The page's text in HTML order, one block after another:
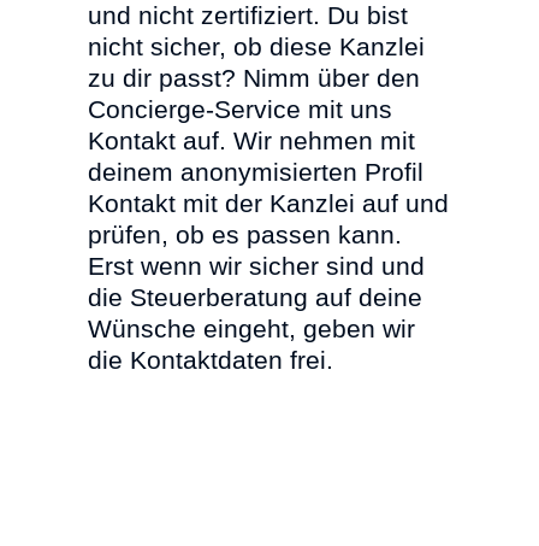
und nicht zertifiziert. Du bist
nicht sicher, ob diese Kanzlei
zu dir passt? Nimm über den
Concierge-Service mit uns
Kontakt auf. Wir nehmen mit
deinem anonymisierten Profil
Kontakt mit der Kanzlei auf und
prüfen, ob es passen kann.
Erst wenn wir sicher sind und
die Steuerberatung auf deine
Wünsche eingeht, geben wir
die Kontaktdaten frei.